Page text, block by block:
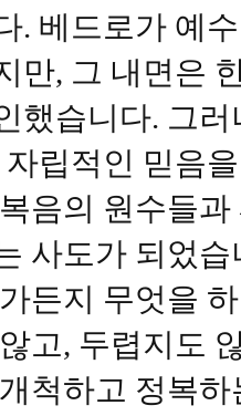
. 베드로가 예
만, 그 내면은
했습니다. 그
자립적인 믿음
음의 원수들
사도가 되었
든지 무엇을
고, 두렵지도
척하고 정복